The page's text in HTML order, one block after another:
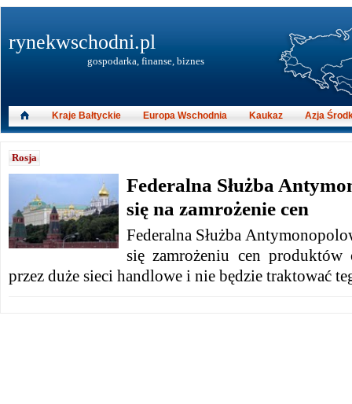
Rosja
Federalna Służba
się na zamrożenie cen
Federalna Służba
się zamrożeniu cen produktów
przez duże sieci handlowe i nie będzie traktować
rynekwschodni.pl
gospodarka, finanse, biznes
Kraje Bałtyckie Europa Wschodnia Kaukaz Azja